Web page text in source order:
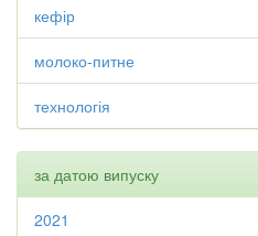
кефір
молоко-питне
технологія
за датою випуску
2021